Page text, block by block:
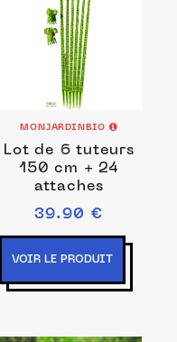
MONJARDINBIO
Lot de 6 tuteurs
150 cm + 24
attaches
39.90 €
VOIR LE PRODUIT